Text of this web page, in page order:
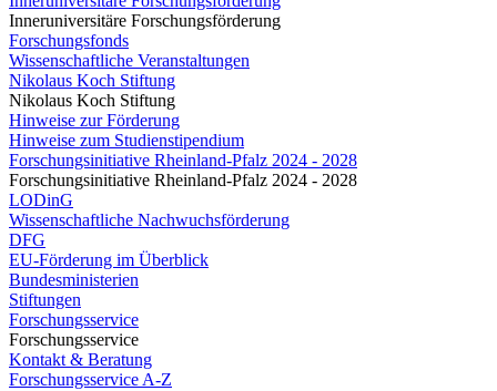
Inneruniversitäre Forschungsförderung
Forschungsfonds
Wissenschaftliche Veranstaltungen
Nikolaus Koch Stiftung
Nikolaus Koch Stiftung
Hinweise zur Förderung
Hinweise zum Studienstipendium
Forschungsinitiative Rheinland-Pfalz 2024 - 2028
Forschungsinitiative Rheinland-Pfalz 2024 - 2028
LODinG
Wissenschaftliche Nachwuchsförderung
DFG
EU-Förderung im Überblick
Bundesministerien
Stiftungen
Forschungsservice
Forschungsservice
Kontakt & Beratung
Forschungsservice A-Z